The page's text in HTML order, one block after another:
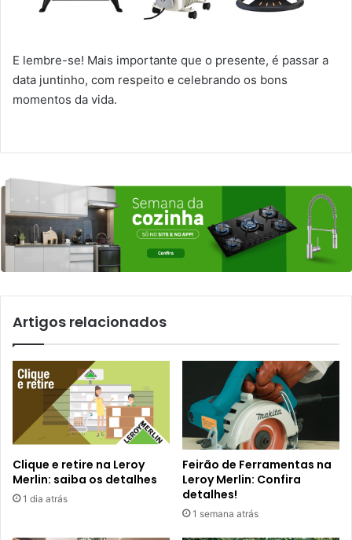
E lembre-se! Mais importante que o presente, é passar a
data juntinho, com respeito e celebrando os bons
momentos da vida.
Artigos relacionados
Clique e retire na Leroy
Merlin: saiba os detalhes
1 dia atrás
Feirão de Ferramentas na
Leroy Merlin: Confira
detalhes!
1 semana atrás